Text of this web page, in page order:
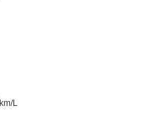
km/L